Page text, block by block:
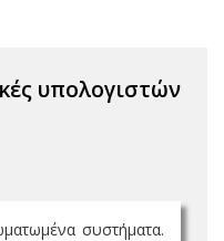
υπολογιστών
συστήματα.